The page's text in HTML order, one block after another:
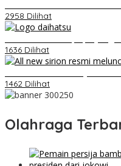
2958 Dilihat
1636 Dilihat
1462 Dilihat
Olahraga